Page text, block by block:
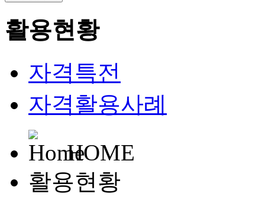
활용현황
자격특전
자격활용사례
HOME
활용현황